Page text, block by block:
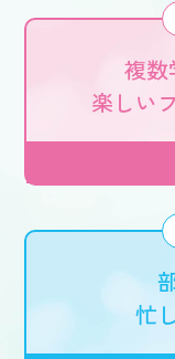
複数
楽しい
忙